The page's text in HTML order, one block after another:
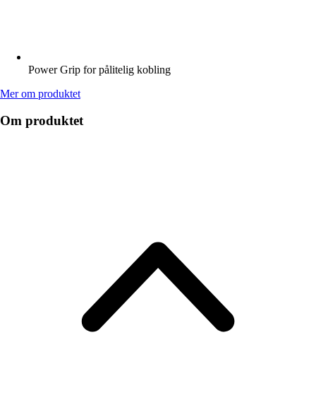
Power Grip for pålitelig kobling
Mer om produktet
Om produktet